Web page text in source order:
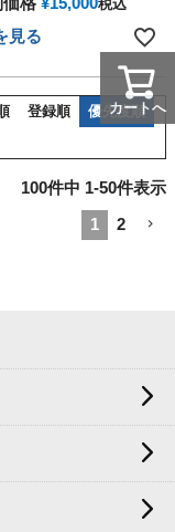
ツケーキ 男の子 女
児 ベビー ダイパー
な祭り 思い出 赤ち
出産 マタニティ パ
イビー お父さん お
リスマス ハロウィ
タイン 七五三 初節
税込
見る
登録順
優先度順
100件中 1-50件表示
1 2
カートへ